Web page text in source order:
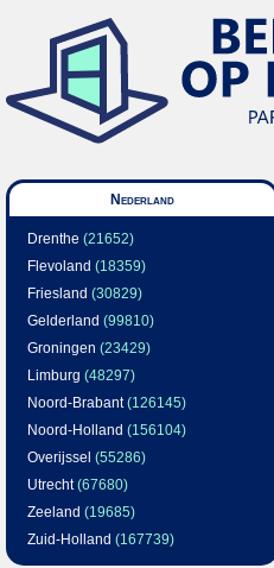
Nederland
Drenthe (21652)
Flevoland (18359)
Friesland (30829)
Gelderland (99810)
Groningen (23429)
Limburg (48297)
Noord-Brabant(126145)
Noord-Holland (156104)
Overijssel (55286)
Utrecht(67680)
Zeeland (19685)
Zuid-Holland (167739)